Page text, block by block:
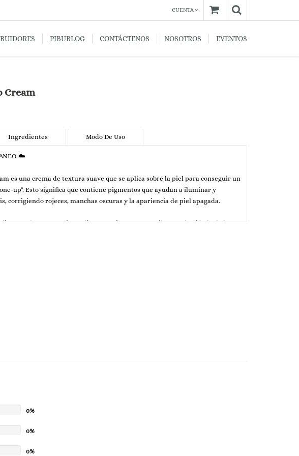
CUENTA
PIBUBLOG CONTÁCTENOS NOSOTROS EVENTOS
Cream
Ingredientes Modo De Uso
☁️
es una crema de textura suave que se aplica sobre la piel para conseguir un
up". Esto significa que contiene pigmentos que ayudan a iluminar y
corrigiendo rojeces, manchas oscuras y la apariencia de piel apagada.
suele contener ingredientes activos que contribuyen al cuidado de la
0%
0%
0%